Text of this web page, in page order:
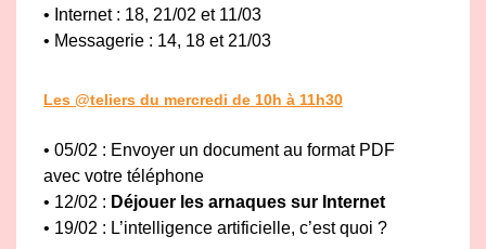
• Internet : 18, 21/02 et 11/03
• Messagerie : 14, 18 et 21/03
Les @teliers du mercredi de 10h à 11h30
• 05/02 : Envoyer un document au format PDF
avec votre téléphone
• 12/02 : Déjouer les arnaques sur Internet
• 19/02 : L’intelligence artificielle, c’est quoi ?